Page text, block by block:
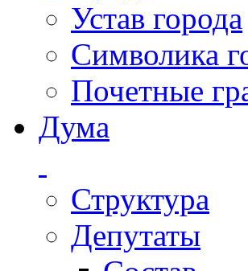
Устав города
Символика
Почетные
Дума
Структура
Депутаты